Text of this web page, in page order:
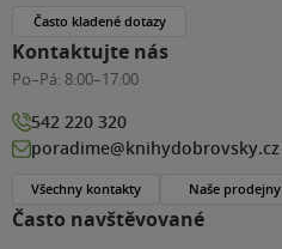
Často navštěvované
Často kladené dotazy
Kontaktujte nás
Po–Pá: 8:00–17:00
542 220 320
poradime@knihydobrovsky.cz
Všechny kontakty Naše prodejny